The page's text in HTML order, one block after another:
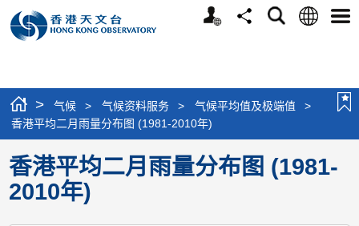
个
分
搜
语
选
> 气候 > 气候资料服务 > 气候平均值及极端值
>
香港平均二月雨量分布图 (1981-2010年)
香港平均二月雨量分布图 (1981-
2010年)